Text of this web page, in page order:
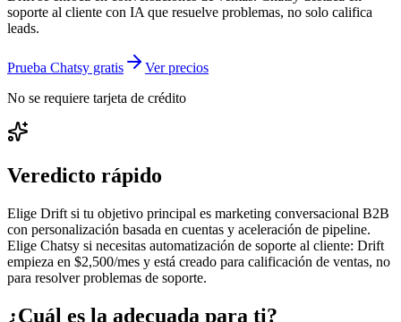
soporte al cliente con IA que resuelve problemas, no solo califica
leads.
Prueba Chatsy gratis
Ver precios
No se requiere tarjeta de crédito
Veredicto rápido
Elige Drift si tu objetivo principal es marketing conversacional B2B
con personalización basada en cuentas y aceleración de pipeline.
Elige Chatsy si necesitas automatización de soporte al cliente: Drift
empieza en $2,500/mes y está creado para calificación de ventas, no
para resolver problemas de soporte.
¿Cuál es la adecuada para ti?